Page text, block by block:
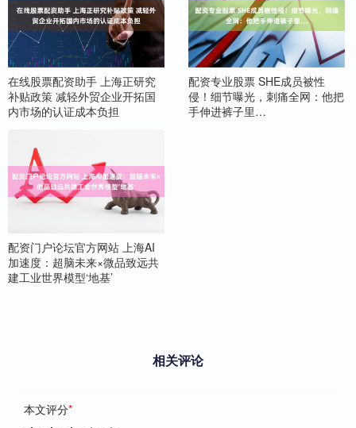
在线股票配资助手 上海正研究
补贴政策 减轻外贸企业开拓国
内市场的认证成本负担
配资专业股票 SHE成员被性
侵！细节曝光，刺痛全网：他把
手伸进裤子里…
配资门户论坛官方网站 上海AI
加速度：超脑未来×微品致远共
建工业世界模型‘地基’
相关评论
本文评分*